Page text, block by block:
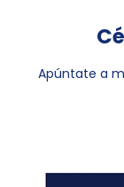
Apúntate a